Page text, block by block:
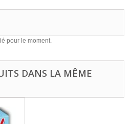
pour le moment.
DANS LA MÊME